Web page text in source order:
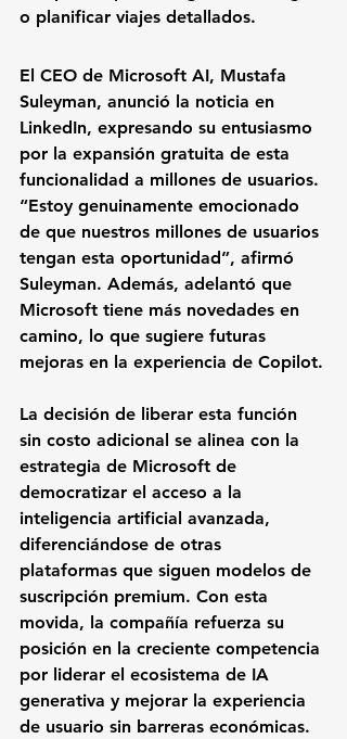
o planificar viajes detallados.
El CEO de Microsoft AI, Mustafa
Suleyman, anunció la noticia en
LinkedIn, expresando su entusiasmo
por la expansión gratuita de esta
funcionalidad a millones de usuarios.
“Estoy genuinamente emocionado
de que nuestros millones de usuarios
tengan esta oportunidad”, afirmó
Suleyman. Además, adelantó que
Microsoft tiene más novedades en
camino, lo que sugiere futuras
mejoras en la experiencia de Copilot.
La decisión de liberar esta función
sin costo adicional se alinea con la
estrategia de Microsoft de
democratizar el acceso a la
inteligencia artificial avanzada,
diferenciándose de otras
plataformas que siguen modelos de
suscripción premium. Con esta
movida, la compañía refuerza su
posición en la creciente competencia
por liderar el ecosistema de IA
generativa y mejorar la experiencia
de usuario sin barreras económicas.